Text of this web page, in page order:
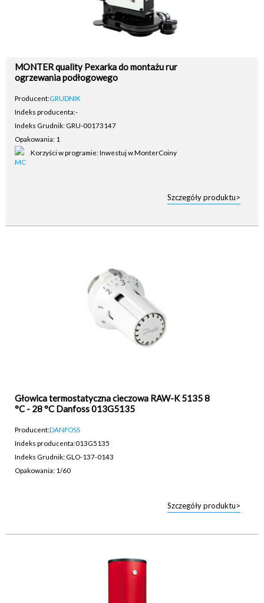
MONTER quality Pexarka do montażu rur
ogrzewania podłogowego
Producent:GRUDNIK
Indeks producenta:-
Indeks Grudnik: GRU-00173147
Opakowania: 1
Korzyści w programie: Inwestuj w MonterCoiny
Szczegóły produktu>
Głowica termostatyczna cieczowa RAW-K 5135 8
°C - 28 °C Danfoss 013G5135
Producent:DANFOSS
Indeks producenta:013G5135
Indeks Grudnik: GLO-137-0143
Opakowania: 1/60
Szczegóły produktu>